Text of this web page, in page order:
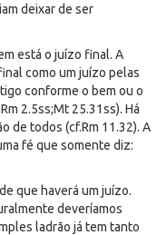
deixar de ser
está o juízo final. A
como um juízo pelas
conforme o bem ou o
2.5ss;Mt 25.31ss). Há
de todos (cf.Rm 11.32). A
fé que somente diz:
que haverá um juízo.
deveríamos
ladrão já tem tanto